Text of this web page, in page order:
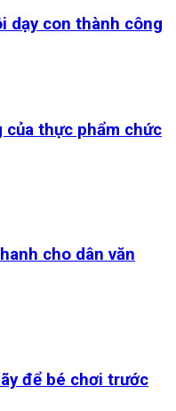
dạy con thành công
của thực phẩm chức
cho dân văn
để bé chơi trước